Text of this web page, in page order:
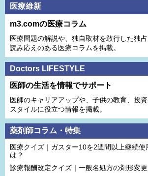
医療維新
m3.comの医療コラム
医療問題の解説や、独⾃取材を敢⾏した独占
読み応えのある医療コラムを掲載。
Doctors LIFESTYLE
医師の生活を情報でサポート
医師のキャリアアップや、子供の教育、投
スタイルに役立つ情報を掲載。
薬剤師コラム・特集
医療クイズ｜ガスター10を2週間以上継続使
は？
診療報酬改定クイズ｜一般名処方の剤形変